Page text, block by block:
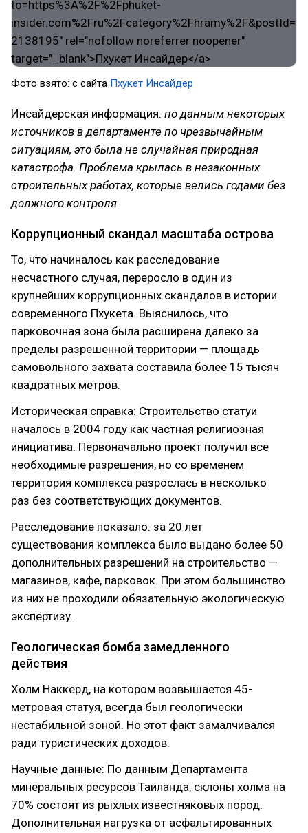
Фото взято: с сайта Пхукет Инсайдер
Инсайдерская информация: по данным некоторых
источников в департаменте по чрезвычайным
ситуациям, это была не случайная природная
катастрофа. Проблема крылась в незаконных
строительных работах, которые велись годами без
должного контроля.
Коррупционный скандал масштаба острова
То, что начиналось как расследование
несчастного случая, переросло в один из
крупнейших коррупционных скандалов в истории
современного Пхукета. Выяснилось, что
парковочная зона была расширена далеко за
пределы разрешенной территории — площадь
самовольного захвата составила более 15 тысяч
квадратных метров.
Историческая справка: Строительство статуи
началось в 2004 году как частная религиозная
инициатива. Первоначально проект получил все
необходимые разрешения, но со временем
территория комплекса разрослась в несколько
раз без соответствующих документов.
Расследование показало: за 20 лет
существования комплекса было выдано более 50
дополнительных разрешений на строительство —
магазинов, кафе, парковок. При этом большинство
из них не проходили обязательную экологическую
экспертизу.
Геологическая бомба замедленного
действия
Холм Наккерд, на котором возвышается 45-
метровая статуя, всегда был геологически
нестабильной зоной. Но этот факт замалчивался
ради туристических доходов.
Научные данные: По данным Департамента
минеральных ресурсов Таиланда, склоны холма на
70% состоят из рыхлых известняковых пород.
Дополнительная нагрузка от асфальтированных